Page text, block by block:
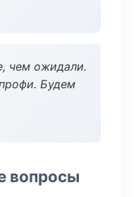
чем ожидали.
Будем
вопросы